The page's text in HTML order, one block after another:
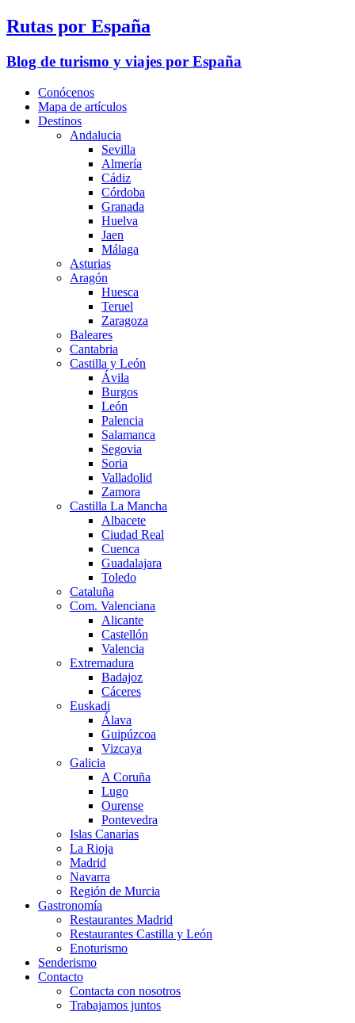
Rutas por España
Blog de turismo y viajes por España
Conócenos
Mapa de artículos
Destinos
Andalucia
Sevilla
Almería
Cádiz
Córdoba
Granada
Huelva
Jaen
Málaga
Asturias
Aragón
Huesca
Teruel
Zaragoza
Baleares
Cantabria
Castilla y León
Ávila
Burgos
León
Palencia
Salamanca
Segovia
Soria
Valladolid
Zamora
Castilla La Mancha
Albacete
Ciudad Real
Cuenca
Guadalajara
Toledo
Cataluña
Com. Valenciana
Alicante
Castellón
Valencia
Extremadura
Badajoz
Cáceres
Euskadi
Álava
Guipúzcoa
Vizcaya
Galicia
A Coruña
Lugo
Ourense
Pontevedra
Islas Canarias
La Rioja
Madrid
Navarra
Región de Murcia
Gastronomía
Restaurantes Madrid
Restaurantes Castilla y León
Enoturismo
Senderismo
Contacto
Contacta con nosotros
Trabajamos juntos